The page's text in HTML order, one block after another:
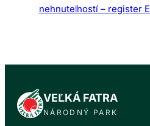
nehnuteľností – register E
VEĽKÁ FATRA
NÁRODNÝ PARK